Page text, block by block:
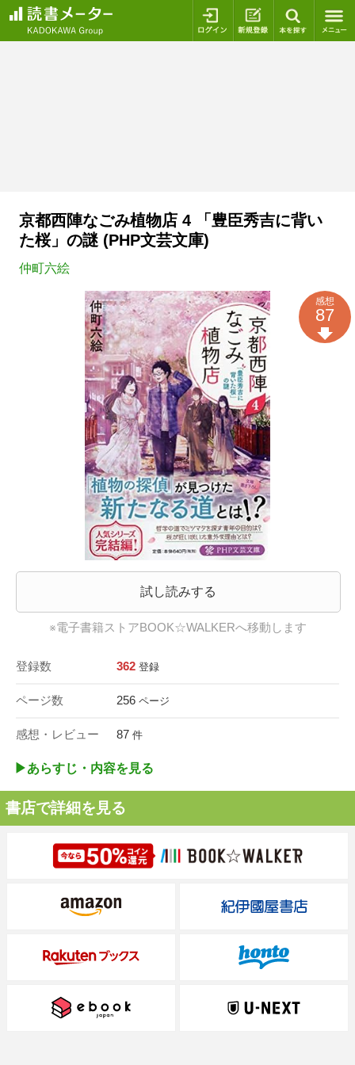
ログイン 新規登録
京都西陣なごみ植物店 4 「豊臣秀吉に背い
た桜」の謎 (PHP文芸文庫)
仲町六絵
試し読みする
※電子書籍ストアBOOK☆WALKERへ移動します
登録数 362 登録
ページ数 256 ページ
感想・レビュー 87 件
感想
87
▶︎あらすじ・内容を見る
書店で詳細を見る